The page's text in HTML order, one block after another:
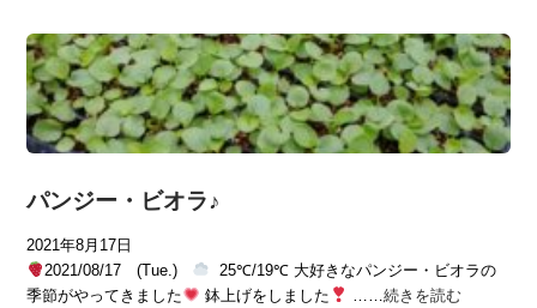
パンジー・ビオラ♪
2021年8月17日
2021/08/17 (Tue.)
25℃/19℃ 大好きなパンジー・ビオラの
季節がやってきました
鉢上げをしました 続きを読む